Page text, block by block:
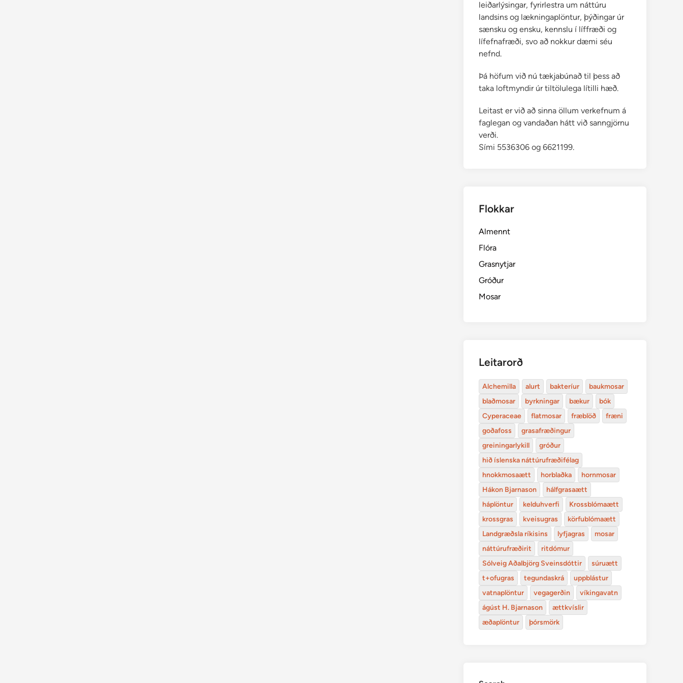
leiðarlýsingar, fyrirlestra um náttúru
landsins og lækningaplöntur, þýðingar úr
sænsku og ensku, kennslu í líffræði og
lífefnafræði, svo að nokkur dæmi séu
nefnd.
Þá höfum við nú tækjabúnað til þess að
taka loftmyndir úr tiltölulega lítilli hæð.
Leitast er við að sinna öllum verkefnum á
faglegan og vandaðan hátt við sanngjörnu
verði.
Sími 5536306 og 6621199.
Flokkar
Almennt
Flóra
Grasnytjar
Gróður
Mosar
Leitarorð
Alchemilla alurt bakteríur
baukmosar
blaðmosar
byrkningar bækur
bók
Cyperaceae
flatmosar fræblöð
fræni
goðafoss
grasafræðingur
greiningarlykill
gróður
hið íslenska náttúrufræðifélag
hnokkmosaætt
horblaðka
hornmosar
Hákon Bjarnason
hálfgrasaætt
háplöntur
kelduhverfi
Krossblómaætt
krossgras
kveisugras
körfublómaætt
Landgræðsla ríkisins
lyfjagras
mosar
náttúrufræðirit
ritdómur
Sólveig Aðalbjörg Sveinsdóttir
súruætt
t+ofugras
tegundaskrá
uppblástur
vatnaplöntur
vegagerðin
víkingavatn
ágúst H. Bjarnason
ættkvíslir
æðaplöntur
þórsmörk